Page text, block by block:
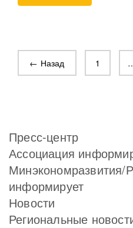
← Назад 1
Пресс-центр
Ассоциация
Минэкономразвития/
информирует
Новости
Региональные